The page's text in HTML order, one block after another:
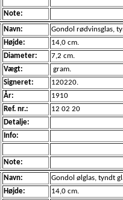
Note:
Navn:
Gondol rødvinsglas,
Højde:
14,0 cm.
Diameter:
7,2 cm.
Vægt:
gram.
Signeret:
120220.
År:
1910
Ref. nr.:
12 02 20
Detalje:
Info:
Note:
Navn:
Gondol ølglas, tyndt
Højde:
14,0 cm.